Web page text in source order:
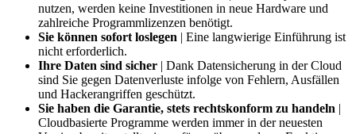
nutzen, werden keine Investitionen in neue Hardware und
zahlreiche Programmlizenzen benötigt.
Sie können sofort loslegen | Eine langwierige Einführung ist
nicht erforderlich.
Ihre Daten sind sicher | Dank Datensicherung in der Cloud
sind Sie gegen Datenverluste infolge von Fehlern, Ausfällen
und Hackerangriffen geschützt.
Sie haben die Garantie, stets rechtskonform zu handeln |
Cloudbasierte Programme werden immer in der neuesten